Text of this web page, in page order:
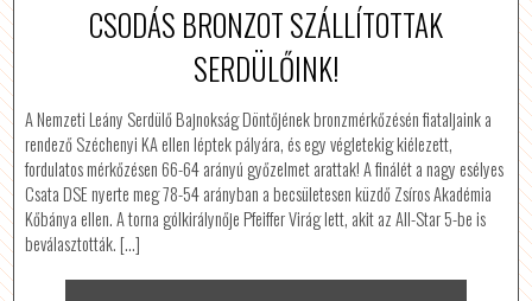
CSODÁS BRONZOT SZÁLLÍTOTTAK
SERDÜLŐINK!
A Nemzeti Leány Serdülő Bajnokság Döntőjének bronzmérkőzésén fiataljaink a
rendező Széchenyi KA ellen léptek pályára, és egy végletekig kiélezett,
fordulatos mérkőzésen 66-64 arányú győzelmet arattak! A finálét a nagy esélyes
Csata DSE nyerte meg 78-54 arányban a becsületesen küzdő Zsíros Akadémia
Kőbánya ellen. A torna gólkirálynője Pfeiffer Virág lett, akit az All-Star 5-be is
beválasztották. […]